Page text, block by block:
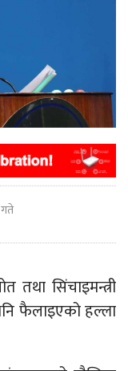
तथा सिंचाइमन्त्री
फैलाइएको हल्ला